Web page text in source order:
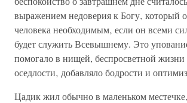
выражением недоверия к Богу‚ который
человека необходимым‚ если он всеми
будет служить Всевышнему. Это
помогало в нищей, беспросветной жизни
оседлости‚ добавляло бодрости и
Цадик жил обычно в маленьком